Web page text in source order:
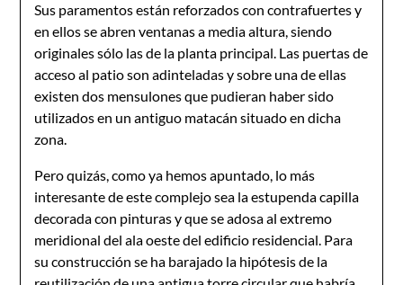
Sus paramentos están reforzados con contrafuertes y
en ellos se abren ventanas a media altura, siendo
originales sólo las de la planta principal. Las puertas de
acceso al patio son adinteladas y sobre una de ellas
existen dos mensulones que pudieran haber sido
utilizados en un antiguo matacán situado en dicha
zona.
Pero quizás, como ya hemos apuntado, lo más
interesante de este complejo sea la estupenda capilla
decorada con pinturas y que se adosa al extremo
meridional del ala oeste del edificio residencial. Para
su construcción se ha barajado la hipótesis de la